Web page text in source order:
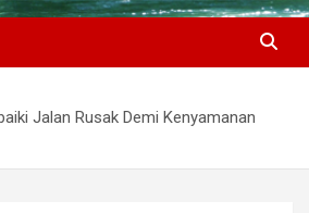
Media
Jalan Rusak Demi Kenyamanan